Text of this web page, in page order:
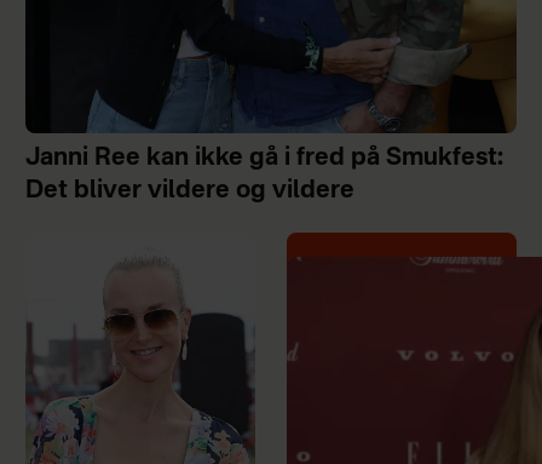
Janni Ree kan ikke gå i fred på Smukfest:
Det bliver vildere og vildere